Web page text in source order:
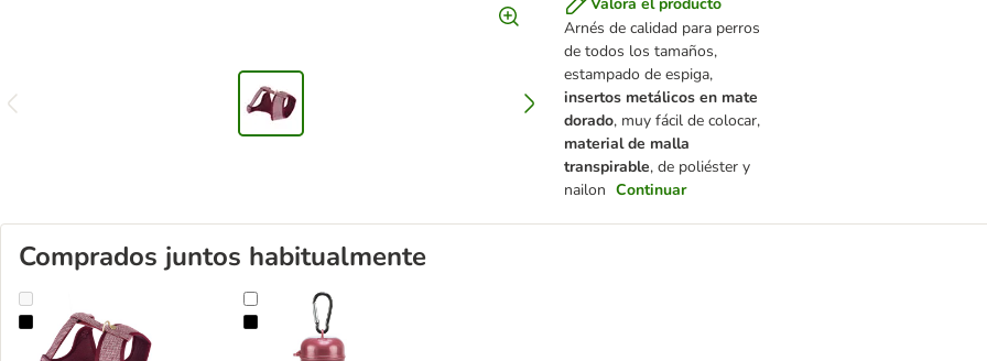
Arnés de calidad para perros
de todos los tamaños,
estampado de espiga,
insertos metálicos en mate
dorado, muy fácil de colocar,
material de malla
transpirable, de poliéster y
nailon Continuar
Comprados juntos habitualmente
Arnés Nomad Tales Calma burdeos para perrosDispensador Trixie Doggy Pick Up